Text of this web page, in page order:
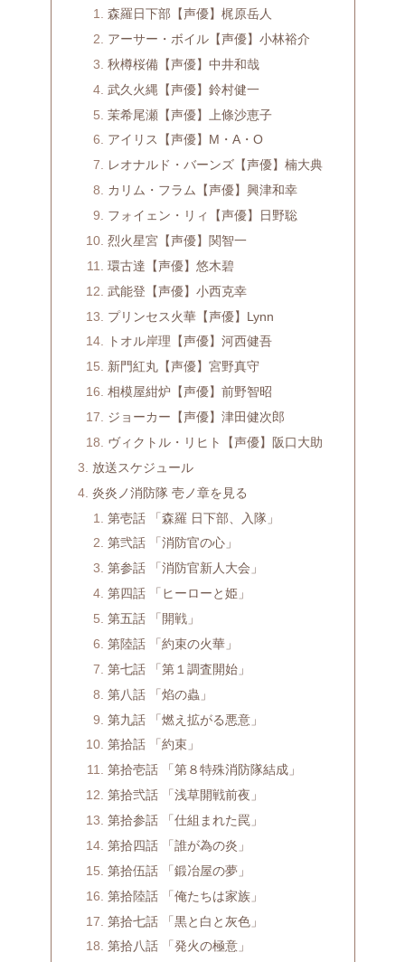
森羅日下部【声優】梶原岳人
アーサー・ボイル【声優】小林裕介
秋樽桜備【声優】中井和哉
武久火縄【声優】鈴村健一
茉希尾瀬【声優】上條沙恵子
アイリス【声優】M・A・O
レオナルド・バーンズ【声優】楠大典
カリム・フラム【声優】興津和幸
フォイェン・リィ【声優】日野聡
烈火星宮【声優】関智一
環古達【声優】悠木碧
武能登【声優】小西克幸
プリンセス火華【声優】Lynn
トオル岸理【声優】河西健吾
新門紅丸【声優】宮野真守
相模屋紺炉【声優】前野智昭
ジョーカー【声優】津田健次郎
ヴィクトル・リヒト【声優】阪口大助
放送スケジュール
炎炎ノ消防隊 壱ノ章を見る
第壱話 「森羅 日下部、入隊」
第弐話 「消防官の心」
第参話 「消防官新人大会」
第四話 「ヒーローと姫」
第五話 「開戦」
第陸話 「約束の火華」
第七話 「第１調査開始」
第八話 「焰の蟲」
第九話 「燃え拡がる悪意」
第拾話 「約束」
第拾壱話 「第８特殊消防隊結成」
第拾弐話 「浅草開戦前夜」
第拾参話 「仕組まれた罠」
第拾四話 「誰が為の炎」
第拾伍話 「鍛冶屋の夢」
第拾陸話 「俺たちは家族」
第拾七話 「黒と白と灰色」
第拾八話 「発火の極意」